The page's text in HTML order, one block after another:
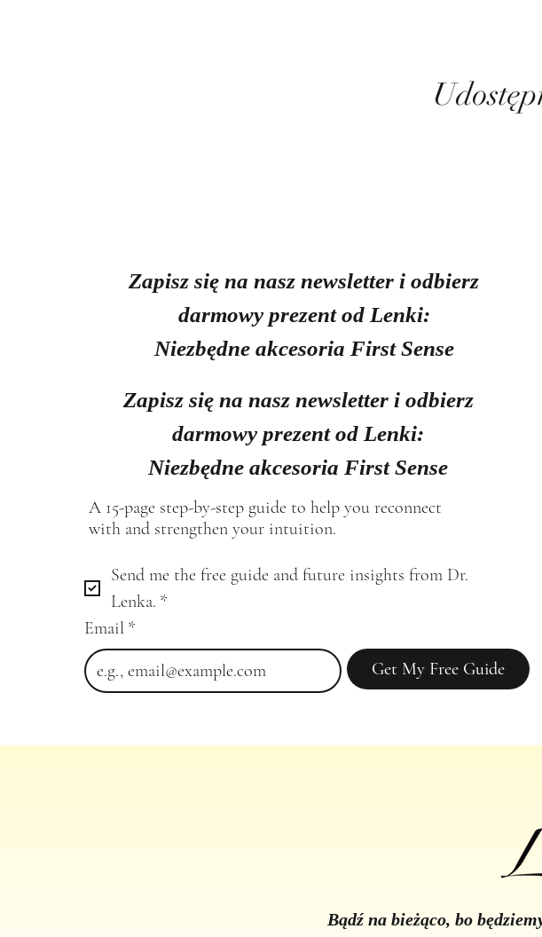
Zapisz się na nasz newsletter i odbierz
darmowy prezent od Lenki:
Niezbędne akcesoria First Sense
Zapisz się na nasz newsletter i odbierz
darmowy prezent od Lenki:
Niezbędne akcesoria First Sense
A 15-page step-by-step guide to help you reconnect
with and strengthen your intuition.
Send me the free guide and future insights from Dr.
Lenka. *
Email *
Get My Free Guide
Bądź na bieżąco, bo